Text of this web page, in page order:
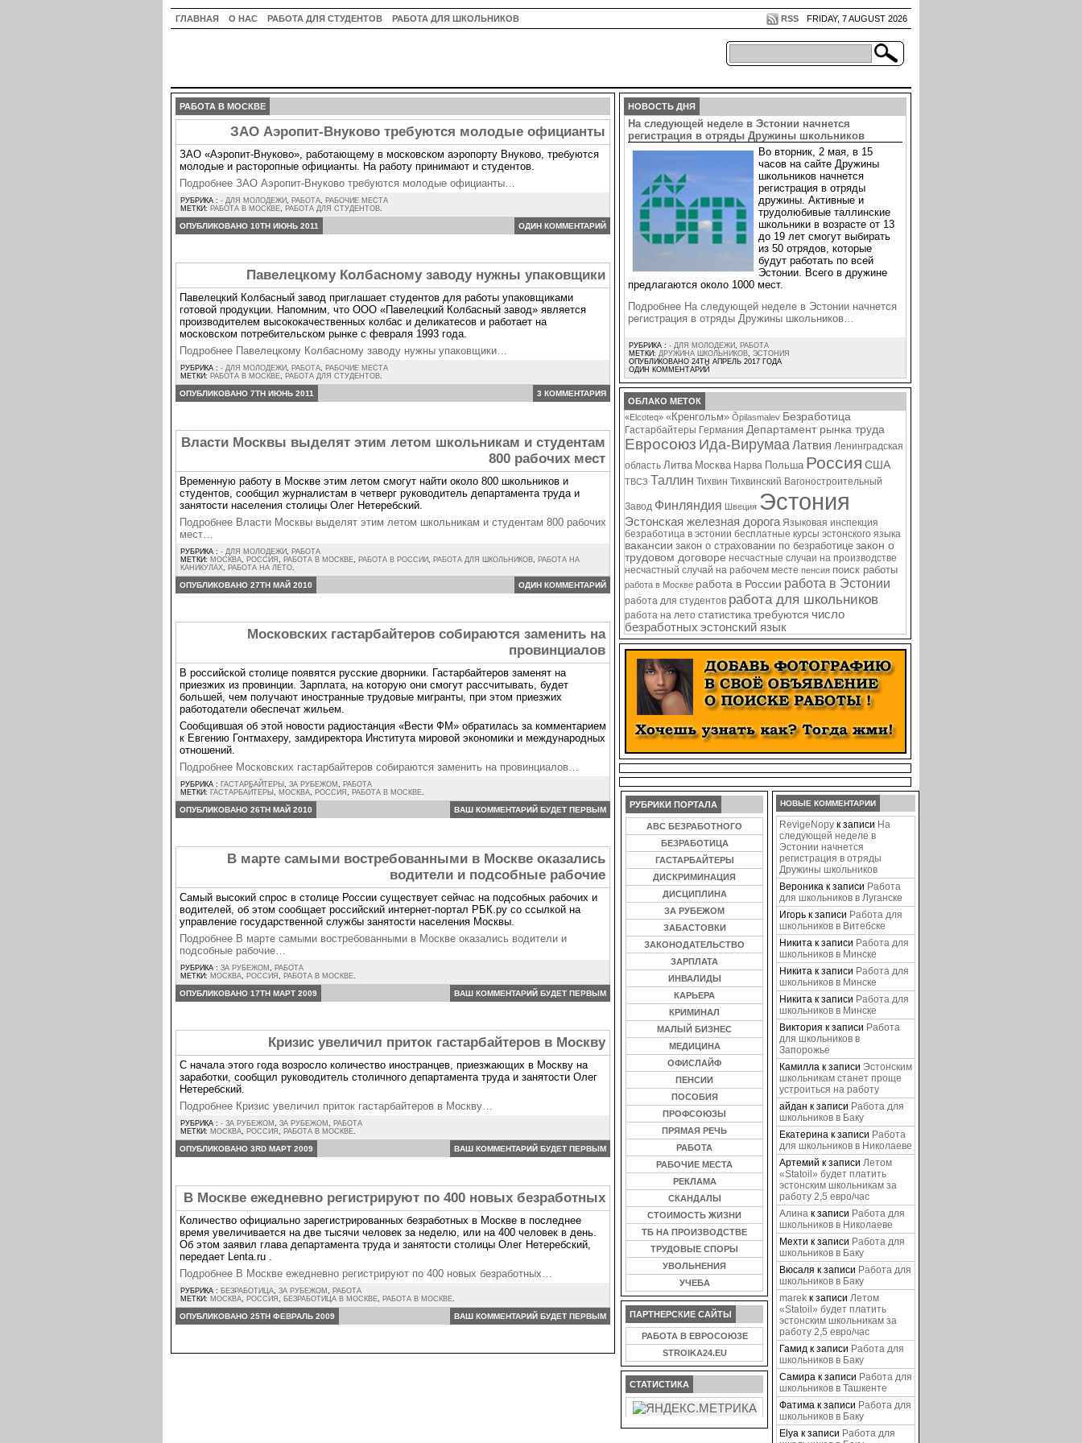
ГЛАВНАЯ О НАС РАБОТА ДЛЯ СТУДЕНТОВ РАБОТА ДЛЯ ШКОЛЬНИКОВ FRIDAY, 7 AUGUST 2026
RSS
РАБОТА В МОСКВЕ
ЗАО Аэропит-Внуково требуются молодые официанты
ЗАО «Аэропит-Внуково», работающему в московском аэропорту Внуково, требуются
молодые и расторопные официанты. На работу принимают и студентов.
Подробнее ЗАО Аэропит-Внуково требуются молодые официанты…
РУБРИКА : - ДЛЯ МОЛОДЕЖИ, РАБОТА, РАБОЧИЕ МЕСТА
МЕТКИ: РАБОТА В МОСКВЕ, РАБОТА ДЛЯ СТУДЕНТОВ.
ОПУБЛИКОВАНО 10TH ИЮНЬ 2011 ОДИН КОММЕНТАРИЙ
Павелецкому Колбасному заводу нужны упаковщики
Павелецкий Колбасный завод приглашает студентов для работы упаковщиками
готовой продукции. Напомним, что ООО «Павелецкий Колбасный завод» является
производителем высококачественных колбас и деликатесов и работает на
московском потребительском рынке с февраля 1993 года.
Подробнее Павелецкому Колбасному заводу нужны упаковщики…
РУБРИКА : - ДЛЯ МОЛОДЕЖИ, РАБОТА, РАБОЧИЕ МЕСТА
МЕТКИ: РАБОТА В МОСКВЕ, РАБОТА ДЛЯ СТУДЕНТОВ.
ОПУБЛИКОВАНО 7TH ИЮНЬ 2011 3 КОММЕНТАРИЯ
Власти Москвы выделят этим летом школьникам и студентам
800 рабочих мест
Временную работу в Москве этим летом смогут найти около 800 школьников и
студентов, сообщил журналистам в четверг руководитель департамента труда и
занятости населения столицы Олег Нетеребский.
Подробнее Власти Москвы выделят этим летом школьникам и студентам 800 рабочих
мест…
РУБРИКА : - ДЛЯ МОЛОДЕЖИ, РАБОТА
МЕТКИ: МОСКВА, РОССИЯ , РАБОТА В МОСКВЕ, РАБОТА В РОССИИ, РАБОТА ДЛЯ ШКОЛЬНИКОВ, РАБОТА НА
КАНИКУЛАХ, РАБОТА НА ЛЕТО.
ОПУБЛИКОВАНО 27TH МАЙ 2010 ОДИН КОММЕНТАРИЙ
Московских гастарбайтеров собираются заменить на
провинциалов
В российской столице появятся русские дворники. Гастарбайтеров заменят на
приезжих из провинции. Зарплата, на которую они смогут рассчитывать, будет
большей, чем получают иностранные трудовые мигранты, при этом приезжих
работодатели обеспечат жильем.
Сообщившая об этой новости радиостанция «Вести ФМ» обратилась за комментарием
к Евгению Гонтмахеру, замдиректора Института мировой экономики и международных
отношений.
Подробнее Московских гастарбайтеров собираются заменить на провинциалов…
РУБРИКА : ГАСТАРБАЙТЕРЫ , ЗА РУБЕЖОМ , РАБОТА
МЕТКИ: ГАСТАРБАЙТЕРЫ , МОСКВА, РОССИЯ , РАБОТА В МОСКВЕ.
ОПУБЛИКОВАНО 26TH МАЙ 2010 ВАШ КОММЕНТАРИЙ БУДЕТ ПЕРВЫМ
В марте самыми востребованными в Москве оказались
водители и подсобные рабочие
Самый высокий спрос в столице России существует сейчас на подсобных рабочих и
водителей, об этом сообщает российский интернет-портал РБК.ру со ссылкой на
управление государственной службы занятости населения Москвы.
Подробнее В марте самыми востребованными в Москве оказались водители и
подсобные рабочие…
РУБРИКА : ЗА РУБЕЖОМ , РАБОТА
МЕТКИ: МОСКВА, РОССИЯ , РАБОТА В МОСКВЕ.
ОПУБЛИКОВАНО 17TH МАРТ 2009 ВАШ КОММЕНТАРИЙ БУДЕТ ПЕРВЫМ
Кризис увеличил приток гастарбайтеров в Москву
С начала этого года возросло количество иностранцев, приезжающих в Москву на
заработки, сообщил руководитель столичного департамента труда и занятости Олег
Нетеребский.
Подробнее Кризис увеличил приток гастарбайтеров в Москву…
РУБРИКА : - ЗА РУБЕЖОМ , ЗА РУБЕЖОМ , РАБОТА
МЕТКИ: МОСКВА, РОССИЯ , РАБОТА В МОСКВЕ.
ОПУБЛИКОВАНО 3RD МАРТ 2009 ВАШ КОММЕНТАРИЙ БУДЕТ ПЕРВЫМ
В Москве ежедневно регистрируют по 400 новых безработных
Количество официально зарегистрированных безработных в Москве в последнее
время увеличивается на две тысячи человек за неделю, или на 400 человек в день.
Об этом заявил глава департамента труда и занятости столицы Олег Нетеребский,
передает Lenta.ru .
Подробнее В Москве ежедневно регистрируют по 400 новых безработных…
РУБРИКА : БЕЗРАБОТИЦА, ЗА РУБЕЖОМ , РАБОТА
МЕТКИ: МОСКВА, РОССИЯ , БЕЗРАБОТИЦА В МОСКВЕ, РАБОТА В МОСКВЕ.
ОПУБЛИКОВАНО 25TH ФЕВРАЛЬ 2009 ВАШ КОММЕНТАРИЙ БУДЕТ ПЕРВЫМ
НОВОСТЬ ДНЯ
На следующей неделе в Эстонии начнется
регистрация в отряды Дружины школьников
Во вторник, 2 мая, в 15
часов на сайте Дружины
школьников начнется
регистрация в отряды
дружины. Активные и
трудолюбивые таллинские
школьники в возрасте от 13
до 19 лет смогут выбирать
из 50 отрядов, которые
будут работать по всей
Эстонии. Всего в дружине
предлагаются около 1000 мест.
Подробнее На следующей неделе в Эстонии начнется
регистрация в отряды Дружины школьников…
РУБРИКА : - ДЛЯ МОЛОДЕЖИ, РАБОТА
МЕТКИ: ДРУЖИНА ШКОЛЬНИКОВ, ЭСТОНИЯ
ОПУБЛИКОВАНО 24TH АПРЕЛЬ 2017 ГОДА
ОДИН КОММЕНТАРИЙ
ОБЛАКО МЕТОК
«Elcoteq» «Кренгольм» Õpilasmalev Безработица
Гастарбайтеры Германия Департамент рынка труда
Евросоюз Ида-ВирумааЛатвия Ленинградская
область Литва Москва Нарва Польша Россия США
ТВСЗ Таллин Тихвин Тихвинский Вагоностроительный
Завод Финляндия Швеция Эстония
Эстонская железная дорога Языковая инспекция
безработица в эстонии бесплатные курсы эстонского языка
вакансии закон о страховании по безработице закон о
трудовом договоре несчастные случаи на производстве
несчастный случай на рабочем месте пенсия поиск работы
работа в Москве работа в России работа в Эстонии
работа для студентов работа для школьников
работа на лето статистика требуются число
безработных эстонский язык
НОВЫЕ КОММЕНТАРИИ
RevigeNopy к записи На
следующей неделе в
Эстонии начнется
регистрация в отряды
Дружины школьников
Вероника к записи Работа
для школьников в Луганске
Игорь к записи Работа для
школьников в Витебске
Никита к записи Работа для
школьников в Минске
Никита к записи Работа для
школьников в Минске
Никита к записи Работа для
школьников в Минске
Виктория к записи Работа
для школьников в
Запорожье
Камилла к записи Эстонским
школьникам станет проще
устроиться на работу
айдан к записи Работа для
школьников в Баку
Екатерина к записи Работа
для школьников в Николаеве
Артемий к записи Летом
«Statoil» будет платить
эстонским школьникам за
работу 2,5 евро/час
Алина к записи Работа для
школьников в Николаеве
Мехти к записи Работа для
школьников в Баку
Вюсаля к записи Работа для
школьников в Баку
marek к записи Летом
«Statoil» будет платить
эстонским школьникам за
работу 2,5 евро/час
Гамид к записи Работа для
школьников в Баку
Самира к записи Работа для
школьников в Ташкенте
Фатима к записи Работа для
школьников в Баку
Elya к записи Работа для
РУБРИКИ ПОРТАЛА
ABC БЕЗРАБОТНОГО
БЕЗРАБОТИЦА
ГАСТАРБАЙТЕРЫ
ДИСКРИМИНАЦИЯ
ДИСЦИПЛИНА
ЗА РУБЕЖОМ
ЗАБАСТОВКИ
ЗАКОНОДАТЕЛЬСТВО
ЗАРПЛАТА
ИНВАЛИДЫ
КАРЬЕРА
КРИМИНАЛ
МАЛЫЙ БИЗНЕС
МЕДИЦИНА
ОФИСЛАЙФ
ПЕНСИИ
ПОСОБИЯ
ПРОФСОЮЗЫ
ПРЯМАЯ РЕЧЬ
РАБОТА
РАБОЧИЕ МЕСТА
РЕКЛАМА
СКАНДАЛЫ
СТОИМОСТЬ ЖИЗНИ
ТБ НА ПРОИЗВОДСТВЕ
ТРУДОВЫЕ СПОРЫ
УВОЛЬНЕНИЯ
УЧЕБА
ПАРТНЕРСКИЕ САЙТЫ
РАБОТА В ЕВРОСОЮЗЕ
STROIKA24.EU
СТАТИСТИКА